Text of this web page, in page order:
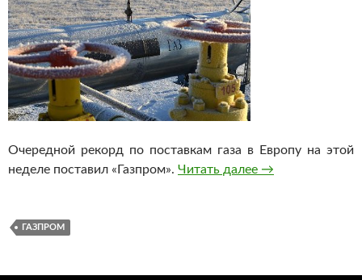
Очередной рекорд по поставкам газа в Европу на этой
неделе поставил «Газпром». Читать далее «Газпром»
→
ГАЗПРОМ